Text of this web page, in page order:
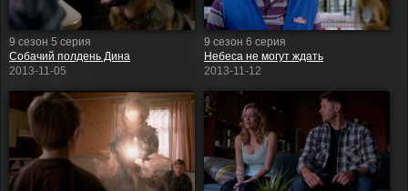
9 сезон 5 серия
Собачий полдень Дина
2013-11-05
9 сезон 6 серия
Небеса не могут ждать
2013-11-12